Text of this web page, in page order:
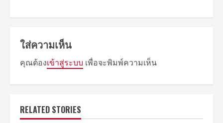
ใส่ความเห็น
คุณต้องเข้าสู่ระบบ เพื่อจะพิมพ์ความเห็น
RELATED STORIES